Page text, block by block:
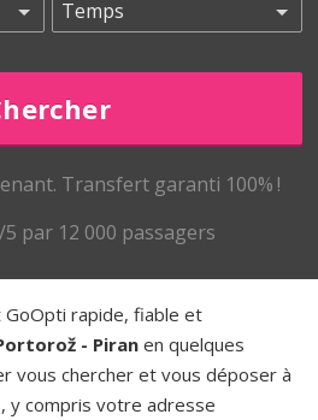
Transfert garanti 100% !
par 12 000 passagers
rapide, fiable et
- Piran en quelques
vous chercher et vous déposer à
y compris votre adresse